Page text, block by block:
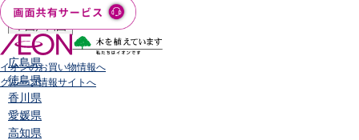
和歌山県
中国／四国
岡山県
広島県
徳島県
香川県
愛媛県
高知県
イオンのお買い物情報へ
グループ情報サイトへ